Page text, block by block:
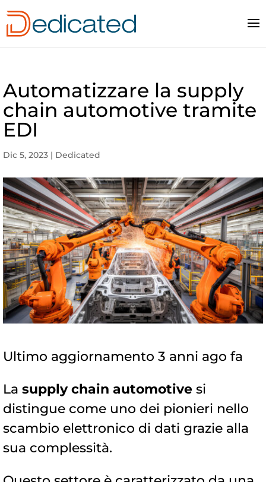
Automatizzare la supply
chain automotive tramite
EDI
Dic 5, 2023 | Dedicated
Ultimo aggiornamento 3 anni ago fa
La supply chain automotive si
distingue come uno dei pionieri nello
scambio elettronico di dati grazie alla
sua complessità.